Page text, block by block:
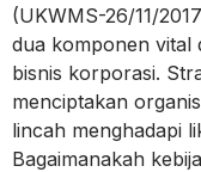
(UKWMS-26/11/
dua komponen vital
bisnis korporasi.
menciptakan
lincah menghadapi
Bagaimanakah